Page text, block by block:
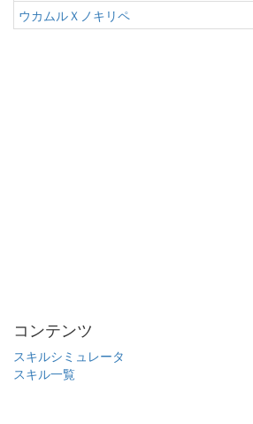
ウカムルＸノキリペ
コンテンツ
スキルシミュレータ
スキル一覧